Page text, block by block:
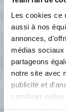
Les cookies ce
aussi à nos
annonces,
médias
partageons
notre site avec
publicité et
combiner